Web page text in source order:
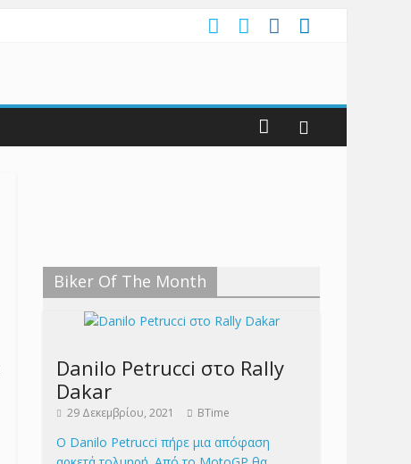
Biker Of The Month
Danilo Petrucci στο Rally
Dakar
29 Δεκεμβρίου, 2021 BTime
Ο Danilo Petrucci πήρε μια απόφαση